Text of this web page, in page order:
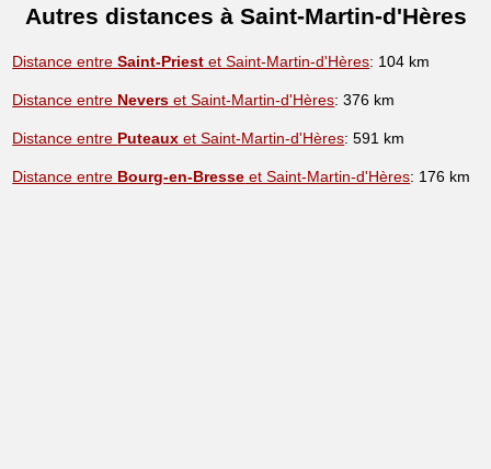
Autres distances à Saint-Martin-d'Hères
Distance entreSaint-Priest et Saint-Martin-d'Hères: 104 km
Distance entre Nevers et Saint-Martin-d'Hères: 376 km
Distance entre Puteaux et Saint-Martin-d'Hères: 591 km
Distance entre Bourg-en-Bresse et Saint-Martin-d'Hères: 176 km